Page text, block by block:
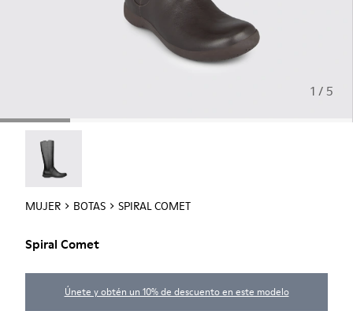
1 / 5
Spiral Comet - 46300-007
MUJER BOTAS SPIRAL COMET
Spiral Comet
Únete y obtén un 10% de descuento en este modelo